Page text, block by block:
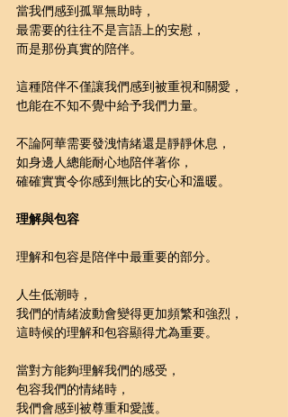
當我們感到孤單無助時，
最需要的往往不是言語上的安慰，
而是那份真實的陪伴。
這種陪伴不僅讓我們感到被重視和關愛，
也能在不知不覺中給予我們力量。
不論阿華需要發洩情緒還是靜靜休息，
如身邊人總能耐心地陪伴著你，
確確實實令你感到無比的安心和溫暖。
理解與包容
理解和包容是陪伴中最重要的部分。
人生低潮時，
我們的情緒波動會變得更加頻繁和強烈，
這時候的理解和包容顯得尤為重要。
當對方能夠理解我們的感受，
包容我們的情緒時，
我們會感到被尊重和愛護。